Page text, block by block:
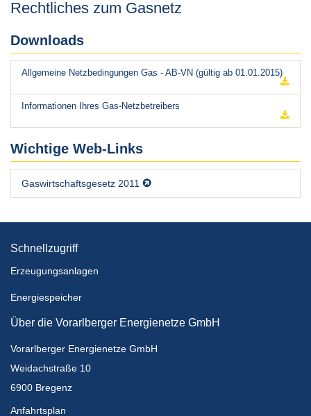
Rechtliches zum Gasnetz
Downloads
Allgemeine Netzbedingungen Gas - AB-VN (gültig ab 01.01.2015)
Informationen Ihres Gas-Netzbetreibers
Wichtige Web-Links
Gaswirtschaftsgesetz 2011
Schnellzugriff
Erzeugungsanlagen
Energiespeicher
Über die Vorarlberger Energienetze GmbH
Vorarlberger Energienetze GmbH
Weidachstraße 10
6900 Bregenz
Anfahrtsplan